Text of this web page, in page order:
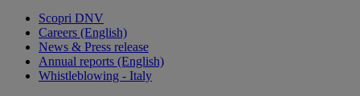
Scopri DNV
Careers (English)
News & Press release
Annual reports (English)
Whistleblowing - Italy